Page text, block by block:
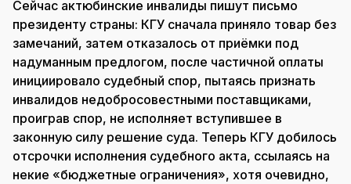
Сейчас актюбинские инвалиды пишут письмо
президенту страны: КГУ сначала приняло товар без
замечаний, затем отказалось от приёмки под
надуманным предлогом, после частичной оплаты
инициировало судебный спор, пытаясь признать
инвалидов недобросовестными поставщиками,
проиграв спор, не исполняет вступившее в
законную силу решение суда. Теперь КГУ добилось
отсрочки исполнения судебного акта, ссылаясь на
некие «бюджетные ограничения», хотя очевидно,